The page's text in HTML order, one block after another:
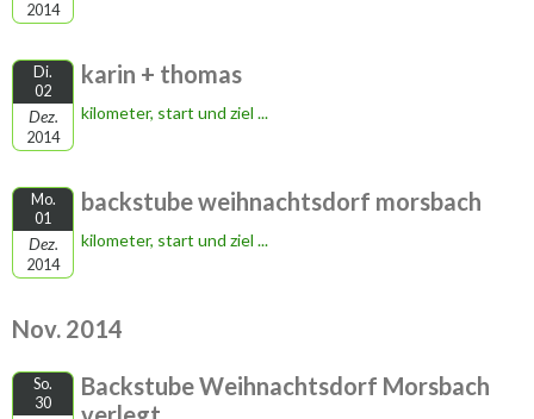
2014
Di.
02
Dez.
2014
karin + thomas
kilometer, start und ziel ...
Mo.
01
Dez.
2014
backstube weihnachtsdorf morsbach
kilometer, start und ziel ...
Nov. 2014
So.
30
Backstube Weihnachtsdorf Morsbach